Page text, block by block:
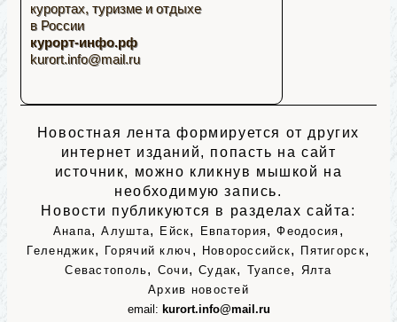
курортах, туризме и отдыхе
в России
курорт-инфо.рф
kurort.info@mail.ru
Новостная лента формируется от других
интернет изданий, попасть на сайт
источник, можно кликнув мышкой на
необходимую запись.
Новости публикуются в разделах сайта:
Анапа,Алушта, Ейск, Евпатория,Феодосия ,
Геленджик, Горячий ключ , Новороссийск, Пятигорск,
Севастополь, Сочи, Судак, Туапсе, Ялта
Архив новостей
email: kurort.info@mail.ru